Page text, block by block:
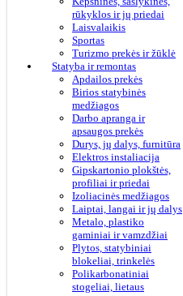
rūkyklos ir jų priedai
Laisvalaikis
Sportas
Turizmo prekės ir žūklė
Statyba ir remontas
Apdailos prekės
Birios statybinės
medžiagos
Darbo apranga ir
apsaugos prekės
Durys, jų dalys, furnitūra
Elektros instaliacija
Gipskartonio plokštės,
profiliai ir priedai
Izoliacinės medžiagos
Laiptai, langai ir jų dalys
Metalo, plastiko
gaminiai ir vamzdžiai
Plytos, statybiniai
blokeliai, trinkelės
Polikarbonatiniai
stogeliai, lietaus